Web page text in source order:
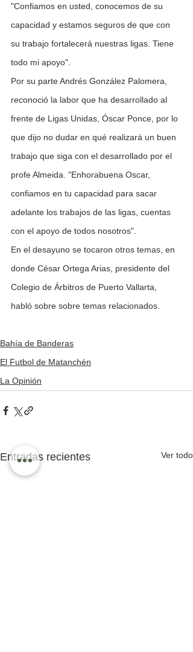
"Confiamos en usted, conocemos de su
capacidad y estamos seguros de que con
su trabajo fortalecerá nuestras ligas. Tiene
todo mi apoyo".
Por su parte Andrés González Palomera,
reconoció la labor que ha desarrollado al
frente de Ligas Unidas, Óscar Ponce, por lo
que dijo no dudar en qué realizará un buen
trabajo que siga con el desarrollado por el
profe Almeida. "Enhorabuena Oscar,
confiamos en tu capacidad para sacar
adelante los trabajos de las ligas, cuentas
con el apoyo de todos nosotros".
En el desayuno se tocaron otros temas, en
donde César Ortega Arias, presidente del
Colegio de Árbitros de Puerto Vallarta,
habló sobre sobre temas relacionados.
Bahía de Banderas
El Futbol de Matanchén
La Opinión
Entradas recientes Ver todo